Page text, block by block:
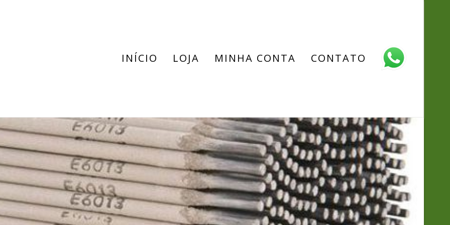
INÍCIO LOJA MINHA CONTA CONTATO